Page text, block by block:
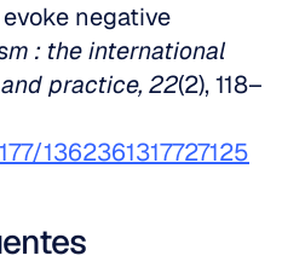
negative
: the international
practice, 22(2), 118–
1362361317727125